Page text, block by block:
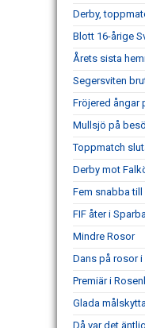
Derby,
Blott 16-årige
Årets sista
Segersviten
Fröjered ångar
Mullsjö på
Toppmatch
Derby mot
Fem snabba
FIF åter i
Mindre Rosor
Dans på rosor
Premiär i
Glada
Då var det